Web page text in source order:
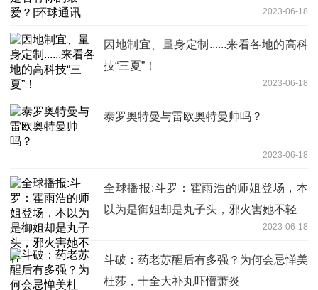
2023-06-18
因地制宜、量身定制......来看各地的高科
技“三夏”！
2023-06-18
泰罗奥特曼与雷欧奥特曼帅吗？
2023-06-18
全球播报:斗罗：霍雨浩的师姐登场，本
以为是御姐却是丸子头，邪火害她不轻
2023-06-18
斗破：药老苏醒后有多强？为何会忌惮美
杜莎，十全大补丸吓懵萧炎